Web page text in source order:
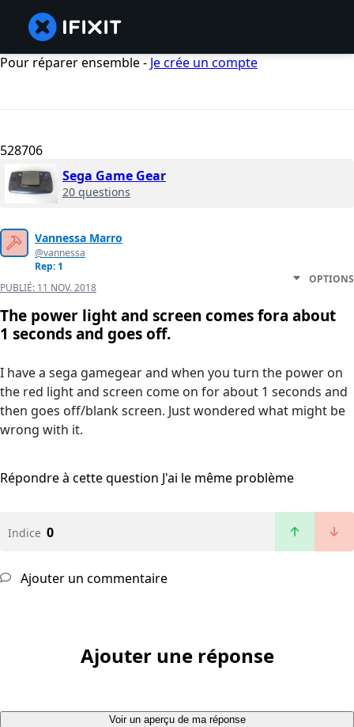
Pour réparer ensemble - Je crée un compte
528706
Sega Game Gear
20 questions
Vannessa Marro
@vannessa
Rep: 1
PUBLIÉ: 11 NOV. 2018
OPTIONS
The power light and screen comes fora about
1 seconds and goes off.
I have a sega gamegear and when you turn the power on
the red light and screen come on for about 1 seconds and
then goes off/blank screen. Just wondered what might be
wrong with it.
Répondre à cette question J'ai le même problème
Indice 0
Ajouter un commentaire
Ajouter une réponse
Voir un aperçu de ma réponse